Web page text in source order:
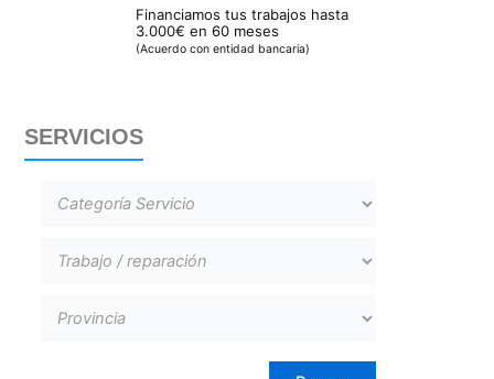
Financiamos tus trabajos hasta
3.000€ en 60 meses
(Acuerdo con entidad bancaria)
SERVICIOS